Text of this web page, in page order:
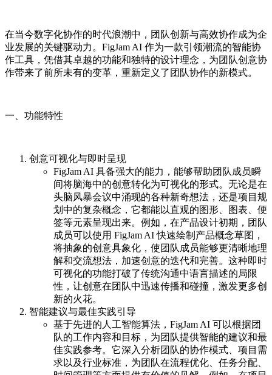
在当今数字化协作的时代浪潮中，团队创新与高效协作成为企
业发展的关键驱动力。FigJam AI 作为一款引领潮流的智能协
作工具，凭借其卓越的功能和独特的设计理念，为团队创意协
作带来了前所未有的变革，重新定义了团队协作的新模式。
一、功能特性
创意可视化与即时呈现
FigJam AI 具备强大的能力，能够帮助团队成员瞬
间将脑海中的创意转化为可视化的形式。无论是在
头脑风暴会议中涌现的各种新奇想法，还是项目规
划中的复杂概念，它都能以直观的图形、图表、便
签等元素呈现出来。例如，在产品设计初期，团队
成员可以使用 FigJam AI 快速绘制产品概念草图，
将抽象的创意具象化，使团队成员能够更清晰地理
解和交流想法，加速创意的迭代和完善。这种即时
可视化的功能打破了传统沟通中语言描述的局限
性，让创意在团队中迅速传播和碰撞，激发更多创
新的火花。
智能建议与最佳实践引导
基于先进的人工智能算法，FigJam AI 可以根据团
队的工作内容和目标，为团队提供智能的建议和最
佳实践参考。它深入分析团队的协作模式、项目需
求以及行业标准，为团队在流程优化、任务分配、